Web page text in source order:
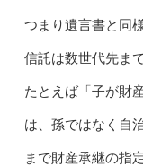
つまり遺言書と同
信託は数世代先ま
たとえば「子が財
は、孫ではなく自
まで財産承継の指